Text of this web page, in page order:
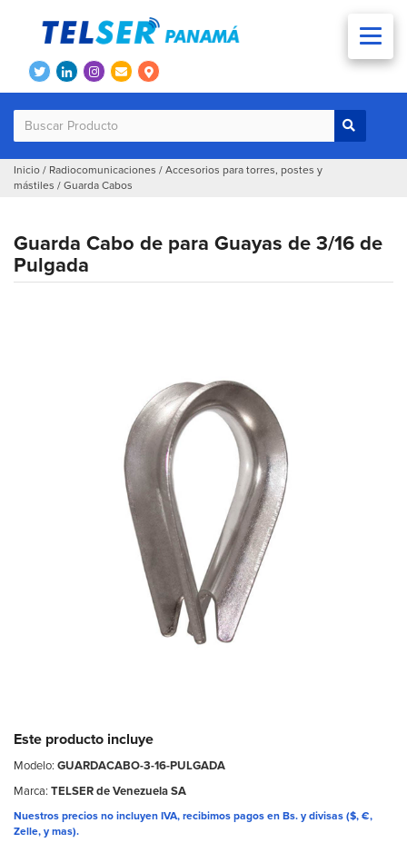
Inicio / Radiocomunicaciones / Accesorios para torres, postes y
mástiles / Guarda Cabos
Guarda Cabo de para Guayas de 3/16 de
Pulgada
Este producto incluye
Modelo: GUARDACABO-3-16-PULGADA
Marca: TELSER de Venezuela SA
Nuestros precios no incluyen IVA, recibimos pagos en Bs. y divisas ($, €,
Zelle, y mas).